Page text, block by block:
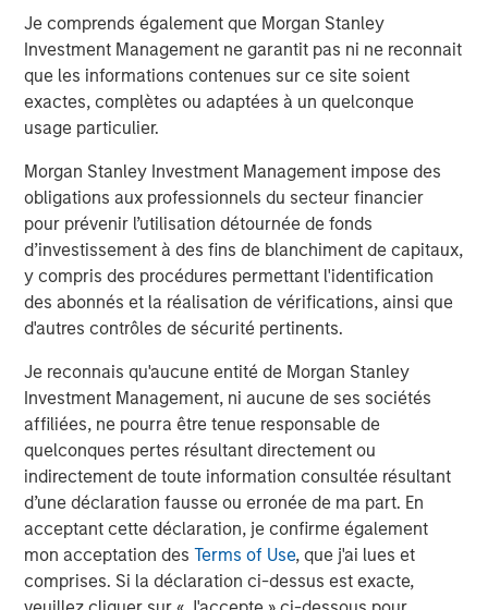
Je comprends également que Morgan Stanley
Investment Management ne garantit pas ni ne reconnait
que les informations contenues sur ce site soient
exactes, complètes ou adaptées à un quelconque
usage particulier.
Morgan Stanley Investment Management impose des
obligations aux professionnels du secteur financier
pour prévenir l’utilisation détournée de fonds
d’investissement à des fins de blanchiment de capitaux,
y compris des procédures permettant l'identification
des abonnés et la réalisation de vérifications, ainsi que
d'autres contrôles de sécurité pertinents.
Je reconnais qu'aucune entité de Morgan Stanley
Investment Management, ni aucune de ses sociétés
affiliées, ne pourra être tenue responsable de
quelconques pertes résultant directement ou
indirectement de toute information consultée résultant
d’une déclaration fausse ou erronée de ma part. En
acceptant cette déclaration, je confirme également
mon acceptation desTerms of Use, que j'ai lues et
comprises. Si la déclaration ci-dessus est exacte,
That is a bright earnings picture.
For context, analysts’ 2027 earnings estimates for
this year to right around $400 today. 1
Clearly, Wall Street has not been optimistic enough
about 2027 earnings.
And it’s only July 2026.
What if the trend continues?
Since the beginning of 2025, Wall Street has been
forced to increase its overall estimates for S&P 500
earnings every quarter, as analyst projections
woefully lagged the reality of what companies were
delivering.
This meansannualestimates for both 2026 and
2027 have also increased.
When Wall Street’s earnings estimates will finally